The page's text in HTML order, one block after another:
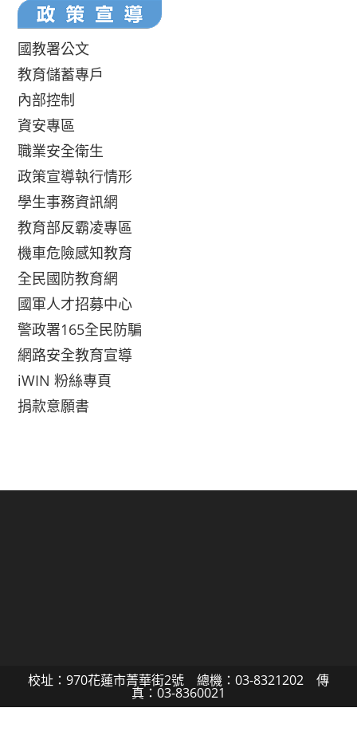
國教署公文
教育儲蓄專戶
內部控制
資安專區
職業安全衛生
政策宣導執行情形
學生事務資訊網
教育部反霸凌專區
機車危險感知教育
全民國防教育網
國軍人才招募中心
警政署165全民防騙
網路安全教育宣導
iWIN 粉絲專頁
捐款意願書
校址：970花蓮市菁華街2號 總機：03-8321202 傳
真：03-8360021